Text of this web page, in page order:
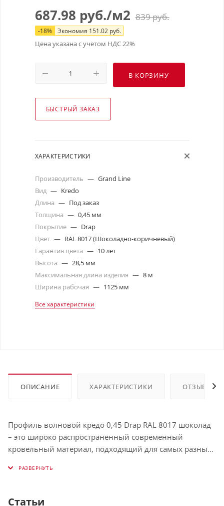
687.98 руб./м2 839руб.
-18% Экономия 151.02руб.
Цена указана с учетом НДС 22%
В КОРЗИНУ
БЫСТРЫЙ ЗАКАЗ
ХАРАКТЕРИСТИКИ
Производитель — Grand Line
Вид — Kredo
Длина — Под заказ
Толщина — 0,45 мм
Покрытие — Drap
Цвет — RAL 8017 (Шоколадно-коричневый)
Гарантия цвета — 10 лет
Высота — 28,5 мм
Максимальная длина изделия — 8 м
Ширина рабочая — 1125 мм
Все характеристики
ОПИСАНИЕ ХАРАКТЕРИСТИКИ ОТЗЫВЫ
Профиль волновой кредо 0,45 Drap RAL 8017 шоколад
– это широко распространённый современный
кровельный материал, подходящий для самых разных
цене, а также выдающимся эксплуатационным
Статьи